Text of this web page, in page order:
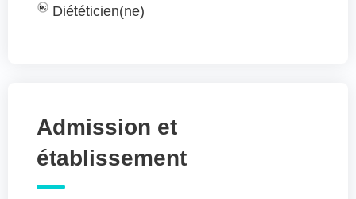
Diététicien(ne)
Admission et
établissement